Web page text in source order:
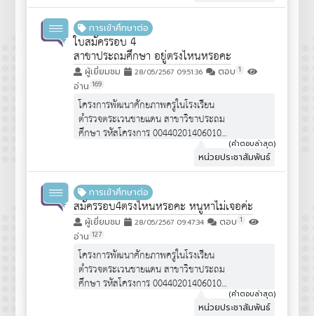
https://www.edu.cmu.ac.th/assets/pdf/qpot/
เป็นโครงการพิเศษ """ไม่ได้เปิดรับสมัคร
นักเรียน ม.6 ทั่วไป""" จึงไม่ได้มีการ
ประชาสัมพันธ์ครับ
การเข้าศึกษาต่อ
ใบสมัครรอบ 4
สาขาประถมศึกษา อยู่ตรงไหนหรอคะ
ผู้เยี่ยมชม 28/05/2567 09:51:36 ตอบ 1
อ่าน 169
โครงการพัฒนาศักยภาพครูในโรงเรียน
ตำรวจตระเวนชายแดน สาขาวิชาประถม
ศึกษา รหัสโครงการ 00440201406010
https://www.edu.cmu.ac.th/assets/pdf/qpot/
เป็นโครงการพิเศษ """ไม่ได้เปิดรับสมัคร
นักเรียน ม.6 ทั่วไป""" จึงไม่ได้มีการ
ประชาสัมพันธ์ครับ
(คำตอบล่าสุด)
หน่วยประชาสัมพันธ์
การเข้าศึกษาต่อ
สมัครรอบ4ตรงไหนหรอคะ หนูหาไม่เจอค่ะ
ผู้เยี่ยมชม 28/05/2567 09:47:34 ตอบ 1
อ่าน 127
โครงการพัฒนาศักยภาพครูในโรงเรียน
ตำรวจตระเวนชายแดน สาขาวิชาประถม
ศึกษา รหัสโครงการ 00440201406010
(คำตอบล่าสุด)
หน่วยประชาสัมพันธ์